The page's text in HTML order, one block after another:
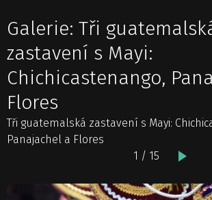
Galerie: Tři
zastavení s Mayi:
Chichicastenango,
Flores
Tři guatemalská zastavení s Mayi:
Panajachel a Flores
1 / 15